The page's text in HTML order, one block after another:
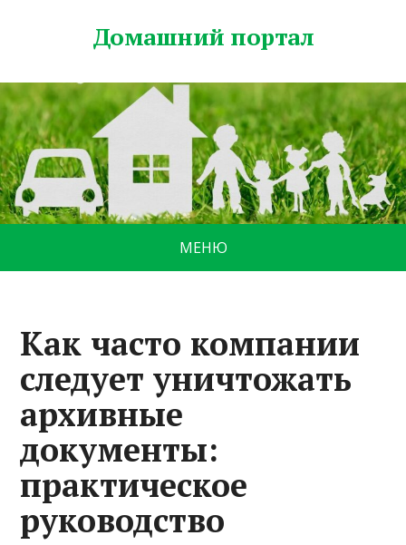
Домашний портал
МЕНЮ
Как часто компании
следует уничтожать
архивные
документы:
практическое
руководство